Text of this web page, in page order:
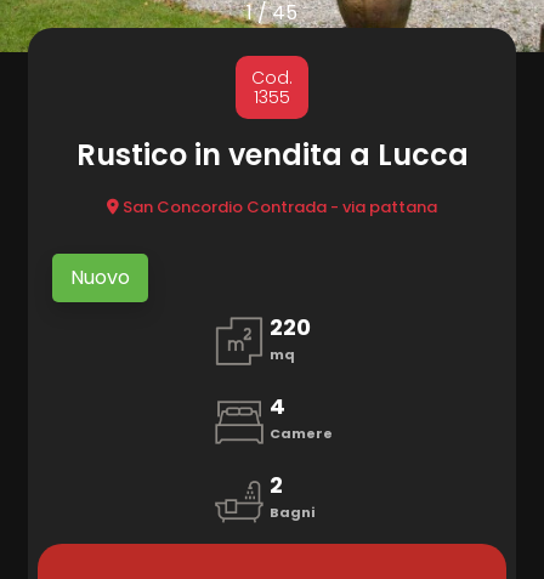
1/45
Cod.
1355
Rustico in vendita a Lucca
San Concordio Contrada - via pattana
Nuovo
220
mq
4
Camere
2
Bagni
CONTATTI
Comune